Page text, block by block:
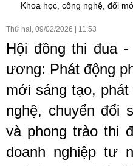
Khoa học, công nghệ, đổi
Thứ hai, 09/02/2026 11:53
Hội đồng thi đua
ương: Phát động
mới sáng tạo,
nghệ, chuyển đổi
và phong trào thi
doanh nghiệp tư